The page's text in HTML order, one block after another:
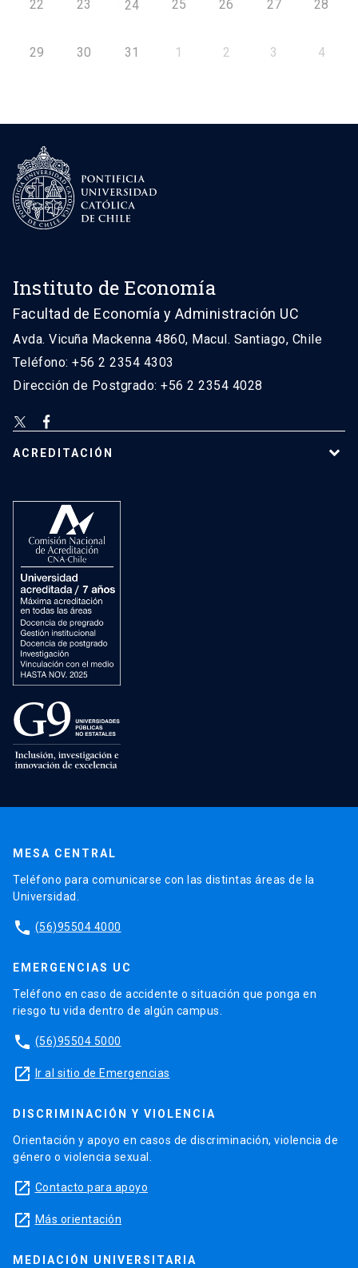
22 23 24 25 26 27 28
29 30 31 1 2 3 4
Instituto de Economía
Facultad de Economía y Administración UC
Avda. Vicuña Mackenna 4860, Macul. Santiago, Chile
Teléfono: +56 2 2354 4303
Dirección de Postgrado: +56 2 2354 4028
ACREDITACIÓN
MESA CENTRAL
Teléfono para comunicarse con las distintas áreas de la
Universidad.
phone (56)95504 4000
EMERGENCIAS UC
Teléfono en caso de accidente o situación que ponga en
riesgo tu vida dentro de algún campus.
phone (56)95504 5000
launch Ir al sitio de Emergencias
DISCRIMINACIÓN Y VIOLENCIA
Orientación y apoyo en casos de discriminación, violencia de
género o violencia sexual.
launch Contacto para apoyo
launch Más orientación
MEDIACIÓN UNIVERSITARIA